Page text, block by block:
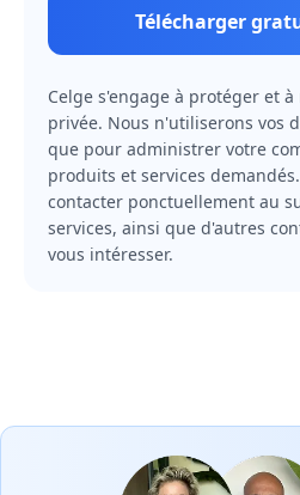
Télécharger
Celge s'engage à protéger et
privée. Nous n'utiliserons vos
que pour administrer votre
produits et services
contacter ponctuellement au
services, ainsi que d'autres
vous intéresser.